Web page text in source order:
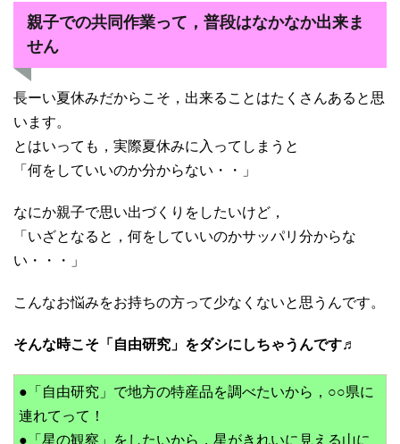
親子での共同作業って，普段はなかなか出来ま
せん
長ーい夏休みだからこそ，出来ることはたくさんあると思
います。
とはいっても，実際夏休みに入ってしまうと
「何をしていいのか分からない・・」
なにか親子で思い出づくりをしたいけど，
「いざとなると，何をしていいのかサッパリ分からな
い・・・」
こんなお悩みをお持ちの方って少なくないと思うんです。
そんな時こそ「自由研究」をダシにしちゃうんです♬
●「自由研究」で地方の特産品を調べたいから，○○県に
連れてって！
●「星の観察」をしたいから，星がきれいに見える山に